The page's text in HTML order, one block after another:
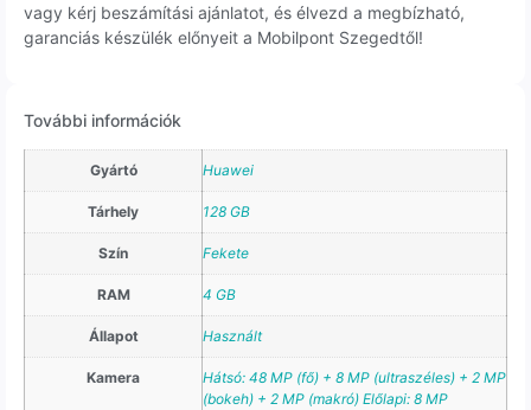
vagy kérj beszámítási ajánlatot, és élvezd a megbízható,
garanciás készülék előnyeit a Mobilpont Szegedtől!
További információk
Gyártó Huawei
Tárhely 128 GB
Szín Fekete
RAM 4 GB
Állapot Használt
Kamera
Hátsó: 48 MP (fő) + 8 MP (ultraszéles) + 2 MP
(bokeh) + 2 MP (makró) Előlapi: 8 MP